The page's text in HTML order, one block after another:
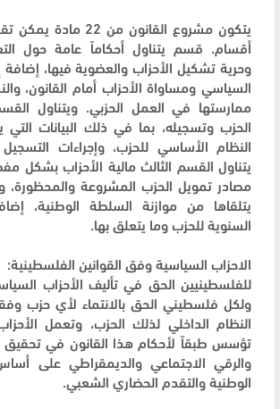
يتكون مشروع القانون من
أقسام. قسم يتناول أحكاماً عامة حول
وحرية تشكيل الأحزاب والعضوية فيها،
السياسي ومساواة الأحزاب أمام القانون،
ممارستها في العمل الحزبي. ويتناول
الحزب وتسجيله، بما في ذلك البيانات
النظام الأساسي للحزب، وإجراءات
يتناول القسم الثالث مالية الأحزاب بشكل
مصادر تمويل الحزب المشروعة والمحظورة،
يتلقاها من موازنة السلطة الوطنية،
السنوية للحزب وما يتعلق بها.
الاحزاب السياسية وفق القوانين الفلسطينية:
للفلسطينيين الحق في تأليف الأحزاب
ولكل فلسطيني الحق بالانتماء لأي حزب
النظام الداخلي لذلك الحزب، وتعمل
تؤسس طبقاً لأحكام هذا القانون في تحقيق
والرقي الاجتماعي والديمقراطي على
الوطنية والتقدم الحضاري الشعبي.